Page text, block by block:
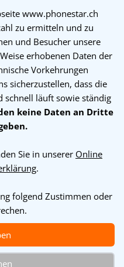
www.phonestar.ch
zu ermitteln und zu
und Besucher unsere
erhobenen Daten der
Vorkehrungen
sicherzustellen, dass die
schnell läuft sowie ständig
keine Daten an Dritte
Sie in unserer Online
.
folgend Zustimmen oder